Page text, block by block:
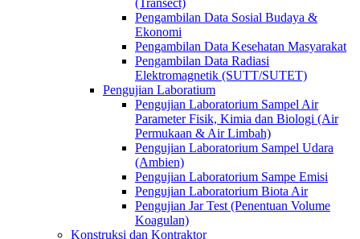
(Transect)
Pengambilan Data Sosial Budaya &
Ekonomi
Pengambilan Data Kesehatan Masyarakat
Pengambilan Data Radiasi
Elektromagnetik (SUTT/SUTET)
Pengujian Laboratium
Pengujian Laboratorium Sampel Air
Parameter Fisik, Kimia dan Biologi (Air
Permukaan & Air Limbah)
Pengujian Laboratorium Sampel Udara
(Ambien)
Pengujian Laboratorium Sampe Emisi
Pengujian Laboratorium Biota Air
Pengujian Jar Test (Penentuan Volume
Koagulan)
Konstruksi dan Kontraktor